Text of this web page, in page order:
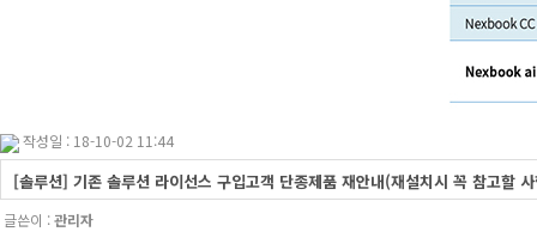
작성일 : 18-10-02 11:44
[솔루션] 기존 솔루션 라이선스 구입고객 단종제품 재안내(재설치시 꼭 참고할
글쓴이 :관리자